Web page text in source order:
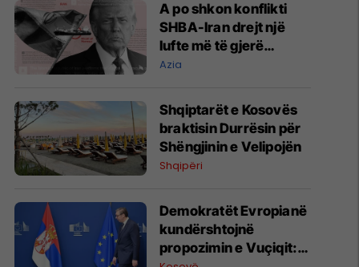
A po shkon konflikti
SHBA-Iran drejt një
lufte më të gjerë
rajonale?
Azia
Shqiptarët e Kosovës
braktisin Durrësin për
Shëngjinin e Velipojën
Shqipëri
Demokratët Evropianë
kundërshtojnë
propozimin e Vuçiqit: